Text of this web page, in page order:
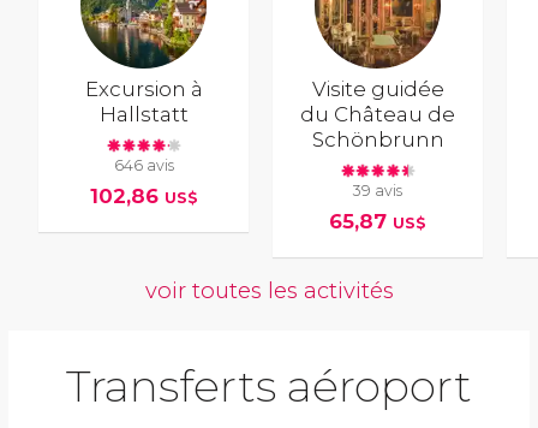
Excursion à
Hallstatt
646 avis
102,86 US$
Visite guidée
du Château de
Schönbrunn
39 avis
65,87 US$
voir toutes les activités
Transferts aéroport